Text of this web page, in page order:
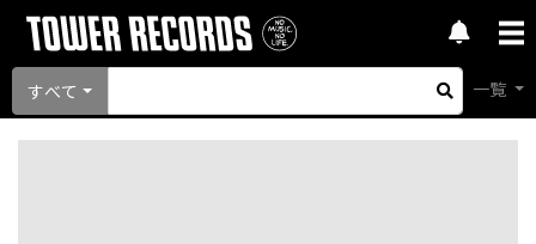
すべて 一覧